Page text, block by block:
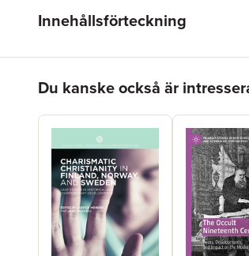
Innehållsförteckning
Du kanske också är